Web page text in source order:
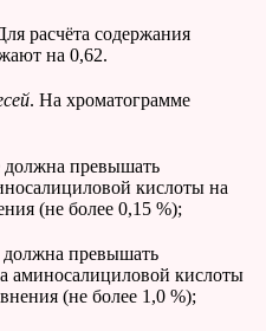
расчёта содержания
на 0,62.
. На хроматограмме
превышать
кислоты на
(не более 0,15 %);
превышать
аминосалициловой кислоты
(не более 1,0 %);